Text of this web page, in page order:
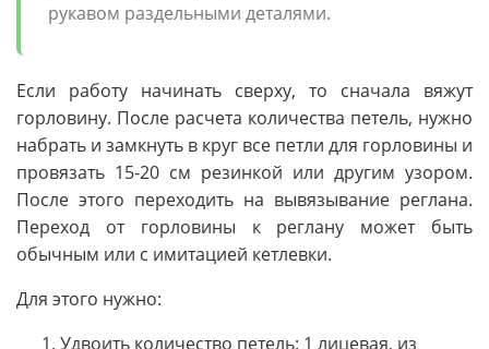
рукавом раздельными деталями.
Если работу начинать сверху, то сначала вяжут
горловину. После расчета количества петель, нужно
набрать и замкнуть в круг все петли для горловины и
провязать 15-20 см резинкой или другим узором.
После этого переходить на вывязывание реглана.
Переход от горловины к реглану может быть
обычным или с имитацией кетлевки.
Для этого нужно:
Удвоить количество петель: 1 лицевая, из